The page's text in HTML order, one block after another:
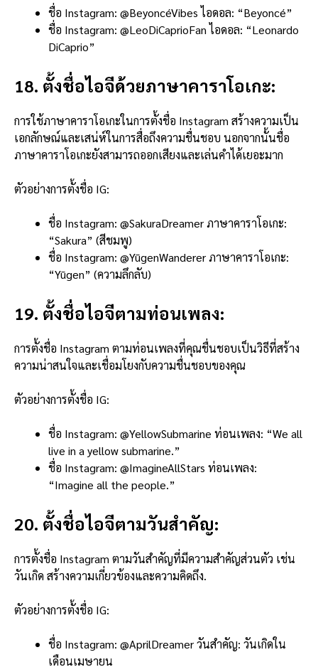
ชื่อ Instagram: @BeyoncéVibes ไอดอล: “Beyoncé”
ชื่อ Instagram: @LeoDiCaprioFan ไอดอล: “Leonardo
DiCaprio”
18. ตั้งชื่อไอจีด้วยภาษาคาราโอเกะ:
การใช้ภาษาคาราโอเกะในการตั้งชื่อ Instagram สร้างความเป็น
เอกลักษณ์และเสน่ห์ในการสื่อถึงความชื่นชอบ นอกจากนั้นชื่อ
ภาษาคาราโอเกะยังสามารถออกเสียงและเล่นคำได้เยอะมาก
ตัวอย่างการตั้งชื่อ IG:
ชื่อ Instagram: @SakuraDreamer ภาษาคาราโอเกะ:
“Sakura” (สีชมพู)
ชื่อ Instagram: @YūgenWanderer ภาษาคาราโอเกะ:
“Yūgen” (ความลึกลับ)
19. ตั้งชื่อไอจีตามท่อนเพลง:
การตั้งชื่อ Instagram ตามท่อนเพลงที่คุณชื่นชอบเป็นวิธีที่สร้าง
ความน่าสนใจและเชื่อมโยงกับความชื่นชอบของคุณ
ตัวอย่างการตั้งชื่อ IG:
ชื่อ Instagram: @YellowSubmarine ท่อนเพลง: “We all
live in a yellow submarine.”
ชื่อ Instagram: @ImagineAllStars ท่อนเพลง:
“Imagine all the people.”
20. ตั้งชื่อไอจีตามวันสำคัญ:
การตั้งชื่อ Instagram ตามวันสำคัญที่มีความสำคัญส่วนตัว เช่น
วันเกิด สร้างความเกี่ยวข้องและความคิดถึง.
ตัวอย่างการตั้งชื่อ IG:
ชื่อ Instagram: @AprilDreamer วันสำคัญ: วันเกิดใน
เดือนเมษายน